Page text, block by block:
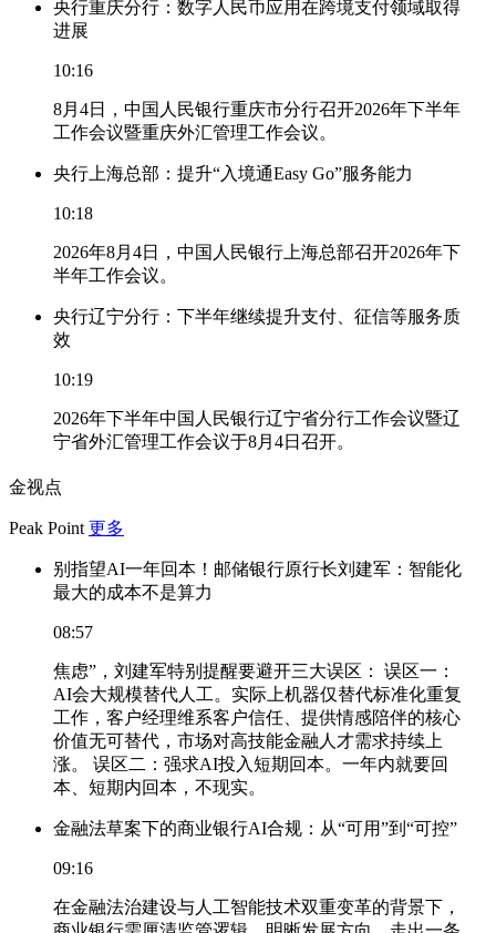
央行重庆分行：数字人民币应用在跨境支付领域取得
进展
10:16
8月4日，中国人民银行重庆市分行召开2026年下半年
工作会议暨重庆外汇管理工作会议。
央行上海总部：提升“入境通Easy Go”服务能力
10:18
2026年8月4日，中国人民银行上海总部召开2026年下
半年工作会议。
央行辽宁分行：下半年继续提升支付、征信等服务质
效
10:19
2026年下半年中国人民银行辽宁省分行工作会议暨辽
宁省外汇管理工作会议于8月4日召开。
金视点
Peak Point 更多
别指望AI一年回本！邮储银行原行长刘建军：智能化
最大的成本不是算力
08:57
焦虑”，刘建军特别提醒要避开三大误区： 误区一：
AI会大规模替代人工。实际上机器仅替代标准化重复
工作，客户经理维系客户信任、提供情感陪伴的核心
价值无可替代，市场对高技能金融人才需求持续上
涨。 误区二：强求AI投入短期回本。一年内就要回
本、短期内回本，不现实。
金融法草案下的商业银行AI合规：从“可用”到“可控”
09:16
在金融法治建设与人工智能技术双重变革的背景下，